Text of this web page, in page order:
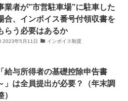
業者が”市営駐車場”に駐車した
合、インボイス番号付領収書を
らう必要はあるか
2023年5月11日 インボイス制度
「給与所得者の基礎控除申告書
」は全員提出が必要？（年末調
）